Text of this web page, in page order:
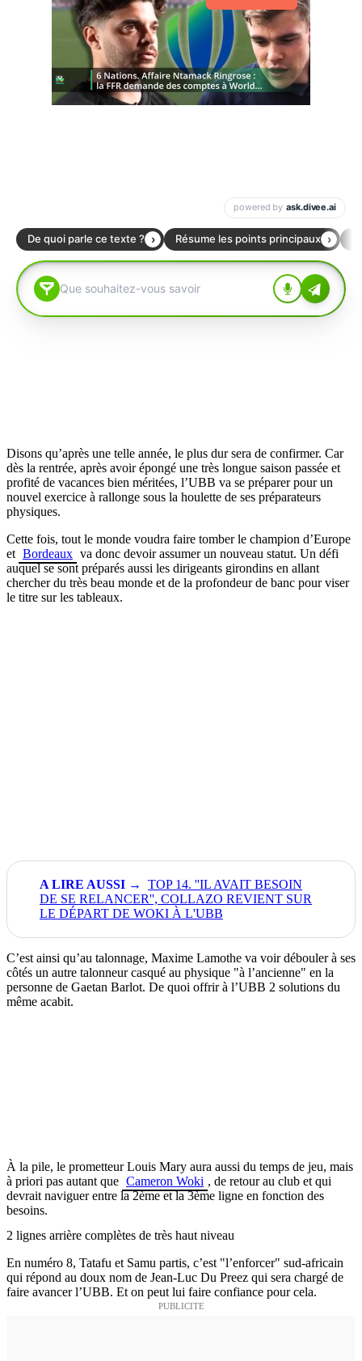
Disons qu’après une telle année, le plus dur sera de confirmer. Car
dès la rentrée, après avoir épongé une très longue saison passée et
profité de vacances bien méritées, l’UBB va se préparer pour un
nouvel exercice à rallonge sous la houlette de ses préparateurs
physiques.
Cette fois, tout le monde voudra faire tomber le champion d’Europe
et Bordeaux va donc devoir assumer un nouveau statut. Un défi
auquel se sont préparés aussi les dirigeants girondins en allant
chercher du très beau monde et de la profondeur de banc pour viser
le titre sur les tableaux.
TOP 14. ''IL AVAIT BESOIN
DE SE RELANCER'', COLLAZO REVIENT SUR
LE DÉPART DE WOKI À L'UBB
C’est ainsi qu’au talonnage, Maxime Lamothe va voir débouler à ses
côtés un autre talonneur casqué au physique "à l’ancienne" en la
personne de Gaetan Barlot. De quoi offrir à l’UBB 2 solutions du
même acabit.
À la pile, le prometteur Louis Mary aura aussi du temps de jeu, mais
à priori pas autant que Cameron Woki , de retour au club et qui
devrait naviguer entre la 2ème et la 3ème ligne en fonction des
besoins.
2 lignes arrière complètes de très haut niveau
En numéro 8, Tatafu et Samu partis, c’est "l’enforcer" sud-africain
qui répond au doux nom de Jean-Luc Du Preez qui sera chargé de
faire avancer l’UBB. Et on peut lui faire confiance pour cela.